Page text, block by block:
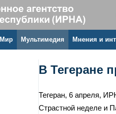
Мир Мультимедия Мнения и
В Тегеране
Тегеран, 6 апреля,
Страстной неделе и